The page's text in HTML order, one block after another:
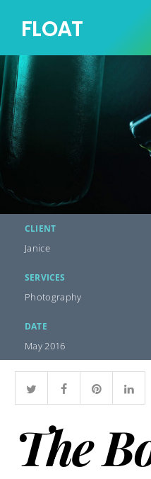
FLOAT
CLIENT
Janice
SERVICES
Photography
DATE
May 2016
The